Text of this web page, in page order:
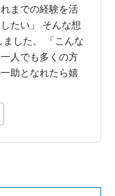
までの経験を活
たい」 そんな想
した。 「こんな
人でも多くの方
助となれたら嬉